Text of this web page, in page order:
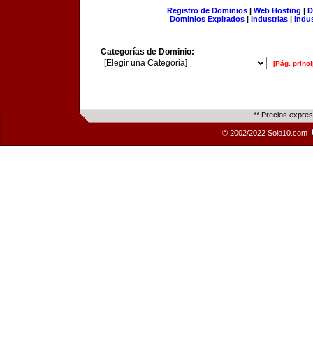
Registro de Dominios| Web Hosting |
Dominios Expirados | Industrias |
Categorías de Dominio:
[Pág.
** Precios
© 2002/2022 Solo10.com